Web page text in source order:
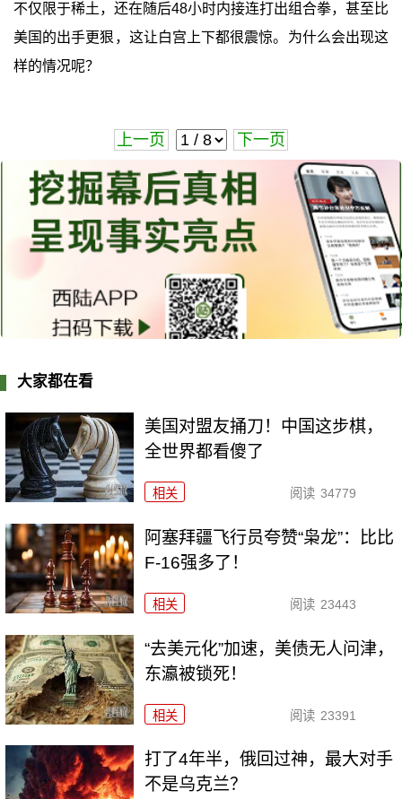
不仅限于稀土，还在随后48小时内接连打出组合拳，甚至比
美国的出手更狠，这让白宫上下都很震惊。为什么会出现这
样的情况呢？
上一页 下一页
大家都在看
美国对盟友捅刀！中国这步棋，
全世界都看傻了
相关 阅读 34779
阿塞拜疆飞行员夸赞“枭龙”：比比
F-16强多了！
相关 阅读 23443
“去美元化”加速，美债无人问津，
东瀛被锁死！
相关 阅读 23391
打了4年半，俄回过神，最大对手
不是乌克兰？